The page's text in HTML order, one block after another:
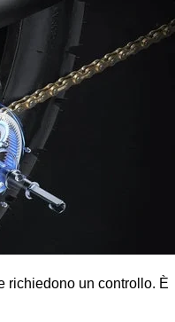
richiedono un controllo. È